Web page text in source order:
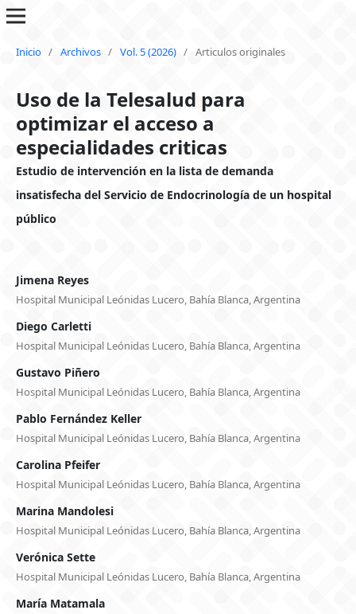
Inicio / Archivos / Vol. 5 (2026) / Articulos originales
Uso de la Telesalud para
optimizar el acceso a
especialidades criticas
Estudio de intervención en la lista de demanda
insatisfecha del Servicio de Endocrinología de un hospital
público
Jimena Reyes
Hospital Municipal Leónidas Lucero, Bahía Blanca, Argentina
Diego Carletti
Hospital Municipal Leónidas Lucero, Bahía Blanca, Argentina
Gustavo Piñero
Hospital Municipal Leónidas Lucero, Bahía Blanca, Argentina
Pablo Fernández Keller
Hospital Municipal Leónidas Lucero, Bahía Blanca, Argentina
Carolina Pfeifer
Hospital Municipal Leónidas Lucero, Bahía Blanca, Argentina
Marina Mandolesi
Hospital Municipal Leónidas Lucero, Bahía Blanca, Argentina
Verónica Sette
Hospital Municipal Leónidas Lucero, Bahía Blanca, Argentina
María Matamala